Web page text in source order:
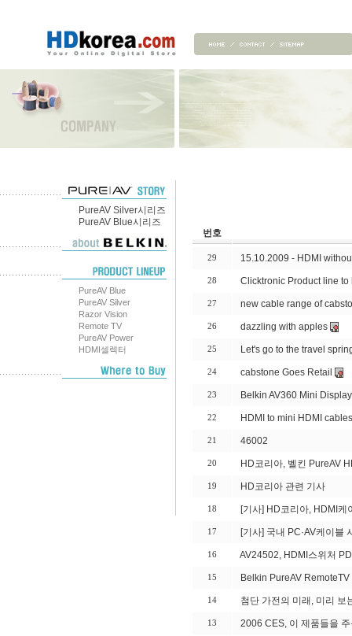
PureAV Silver시리즈
PureAV Blue시리즈
PureAV Blue
PureAV Silver
Razor Vision
Remote TV
PureAV Power
HDMI셀렉터
번호
29 15.10.2009 - HDMI
28 Clicktronic Product line
27 new cable range of
26 dazzling with apples
25 Let's go to the travel
24 cabstone Goes Retail
23 Belkin AV360 Mini
22 HDMI to mini HDMI cables
21 46002
20 HD코리아, 벨킨 PureAV
19 HD코리아 관련 기사
18 [기사] HD코리아, HDMI케
17 [기사] 국내 PC·AV케이블
16 AV24502, HDMI스위처
15 Belkin PureAV RemoteTV
14 첨단 가전의 미래, 미리 보
13 2006 CES, 이 제품들을